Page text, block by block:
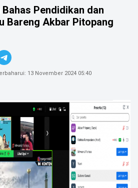
Pendidikan dan
Bareng Akbar Pitopang
13 November 2024 05:40